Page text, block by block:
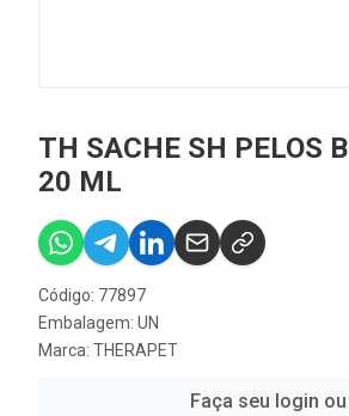
TH SACHE SH PELOS
20 ML
Código: 77897
Embalagem: UN
Marca: THERAPET
Faça seu login ou